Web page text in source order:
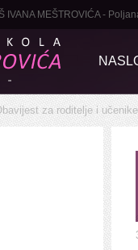
IVANA MEŠTROVIĆA -
za roditelje i